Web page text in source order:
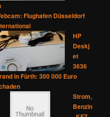
Flughafen Düsseldorf
HP
Deskj
et
3636
in Fürth: 300 000 Euro
Strom,
Benzin